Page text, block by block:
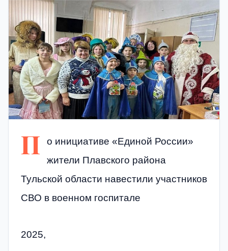
П
о инициативе «Единой России»
жители Плавского района
Тульской области навестили участников
СВО в военном госпитале
2025,